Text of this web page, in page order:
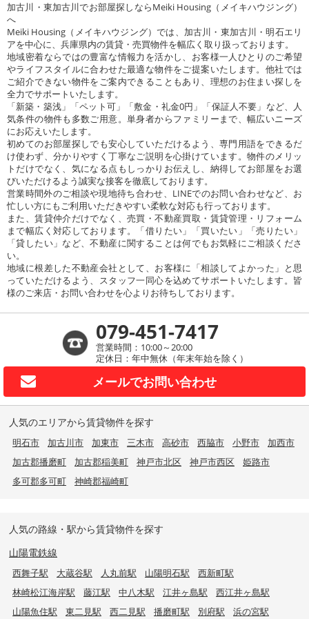
加古川・東加古川でお部屋探しならMeiki Housing（メイキハウジング）
へ
Meiki Housing（メイキハウジング）では、加古川・東加古川・明石エリ
アを中心に、兵庫県内の賃貸・売買物件を幅広く取り扱っております。
地域密着ならではの豊富な情報力を活かし、お客様一人ひとりのご希望
やライフスタイルに合わせた最適な物件をご提案いたします。他社では
ご紹介できない物件をご案内できることもあり、理想のお住まい探しを
全力でサポートいたします。
「新築・築浅」「ペット可」「敷金・礼金0円」「保証人不要」など、人
気条件の物件も多数ご用意。単身者からファミリーまで、幅広いニーズ
にお応えいたします。
初めてのお部屋探しでも安心していただけるよう、専門用語をできるだ
け使わず、分かりやすく丁寧なご説明を心掛けています。物件のメリッ
トだけでなく、気になる点もしっかりお伝えし、納得してお部屋をお選
びいただけるよう誠実な接客を徹底しております。
営業時間外のご相談や現地待ち合わせ、LINEでのお問い合わせなど、お
忙しい方にもご利用いただきやすい柔軟な対応も行っております。
また、賃貸仲介だけでなく、売買・不動産買取・賃貸管理・リフォーム
まで幅広く対応しております。「借りたい」「買いたい」「売りたい」
「貸したい」など、不動産に関することは何でもお気軽にご相談くださ
い。
地域に根差した不動産会社として、お客様に「相談してよかった」と思
っていただけるよう、スタッフ一同心を込めてサポートいたします。皆
様のご来店・お問い合わせを心よりお待ちしております。
079-451-7417
営業時間：10:00～20:00
定休日：年中無休（年末年始を除く）
メールでお問い合わせ
人気のエリアから賃貸物件を探す
明石市 加古川市 加東市 三木市 高砂市 西脇市 小野市
加西市
加古郡播磨町
加古郡稲美町 神戸市北区 神戸市西区
姫路市
多可郡多可町
神崎郡福崎町
人気の路線・駅から賃貸物件を探す
山陽電鉄線
西舞子駅 大蔵谷駅 人丸前駅 山陽明石駅
西新町駅
林崎松江海岸駅
藤江駅 中八木駅 江井ヶ島駅
西江井ヶ島駅
山陽魚住駅
東二見駅 西二見駅 播磨町駅 別府駅
浜の宮駅